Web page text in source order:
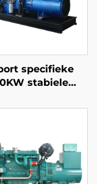
specifieke
stabiele
voor